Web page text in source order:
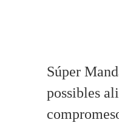
Súper
possibles